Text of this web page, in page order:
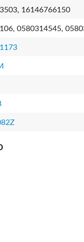
16146766150
0580314545,